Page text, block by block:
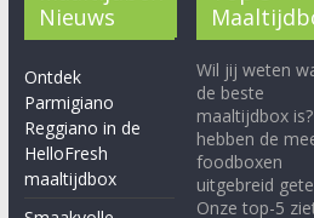
Nieuws
Ontdek
Parmigiano
Reggiano in de
HelloFresh
maaltijdbox
Wil jij weten
de beste
maaltijdbox
hebben de
foodboxen
uitgebreid
Onze top-5